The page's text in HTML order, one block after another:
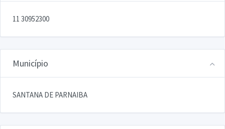
11 30952300
Município
SANTANA DE PARNAIBA